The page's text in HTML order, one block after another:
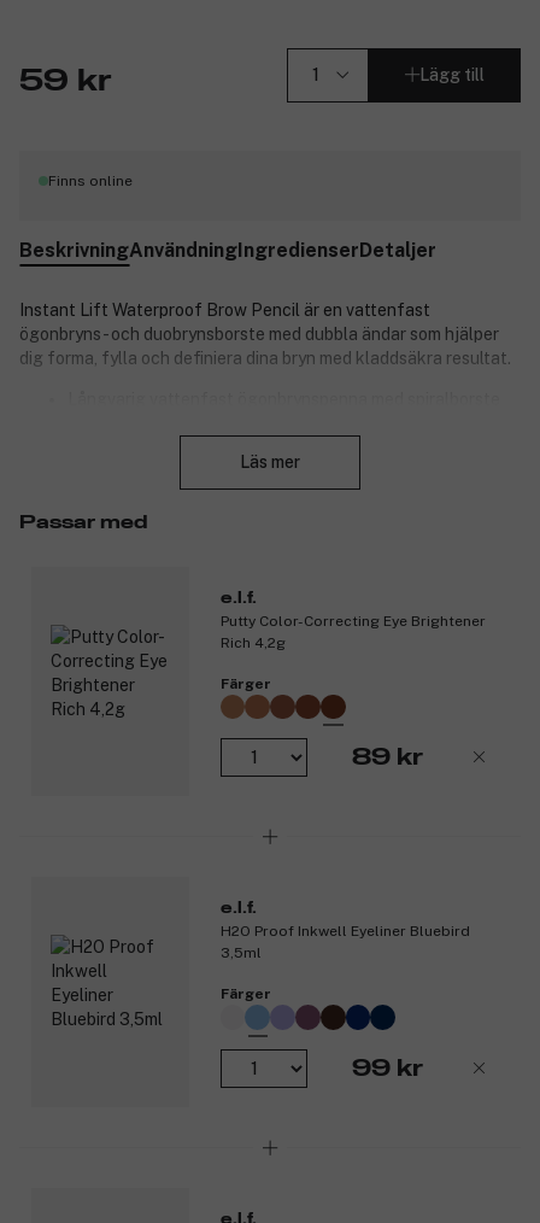
59 kr Lägg till
Finns online
BeskrivningAnvändningIngredienserDetaljer
Instant Lift Waterproof Brow Pencil är en vattenfast
ögonbryns- och duobrynsborste med dubbla ändar som hjälper
dig forma, fylla och definiera dina bryn med kladdsäkra resultat.
Krämig sammansättning med högt pigment.
Dubbelsidig, infällbar design.
Brow Pencil levererar ett rikt, kladdsäkert pigment och en
precisionsspets som låter dig fylla i glesa områden eller skapa
djärv definition med den släta, krämiga sammansättningen.
Brynborsten vårdar och formar brynen för en naturlig finish.
Produktnummer:
Läs mer
Passar med
e.l.f.
Putty Color-Correcting Eye Brightener
Rich 4,2g
Färger
89 kr
e.l.f.
H2O Proof Inkwell Eyeliner Bluebird
3,5ml
Färger
99 kr